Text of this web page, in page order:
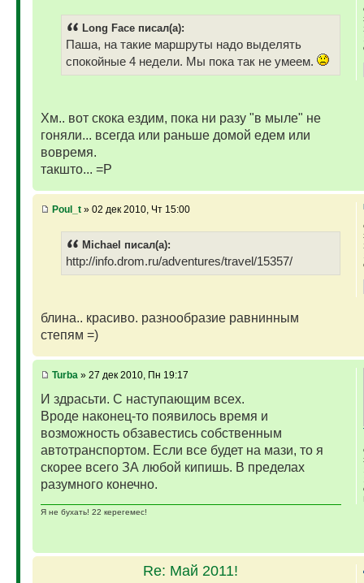
Long Face писал(а):
Паша, на такие маршруты надо выделять
спокойные 4 недели. Мы пока так не умеем.
Хм.. вот скока ездим, пока ни разу "в мыле" не
гоняли... всегда или раньше домой едем или
вовремя.
такшто... =Р
Poul_t» 02 дек 2010, Чт 15:00
Michael писал(а):
http://info.drom.ru/adventures/travel/15357/
блина.. красиво. разнообразие равнинным
степям =)
Turba» 27 дек 2010, Пн 19:17
И здрасьти. С наступающим всех.
Вроде наконец-то появилось время и
возможность обзавестись собственным
автотранспортом. Если все будет на мази, то я
скорее всего ЗА любой кипишь. В пределах
разумного конечно.
Я не бухать! 22 керегемес!
Re: Май 2011!